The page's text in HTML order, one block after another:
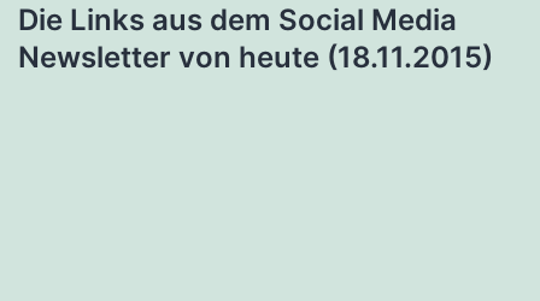
Die Links aus dem Social Media
Newsletter von heute (18.11.2015)